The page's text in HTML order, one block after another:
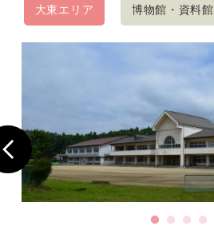
大東エリア 博物館・資料館